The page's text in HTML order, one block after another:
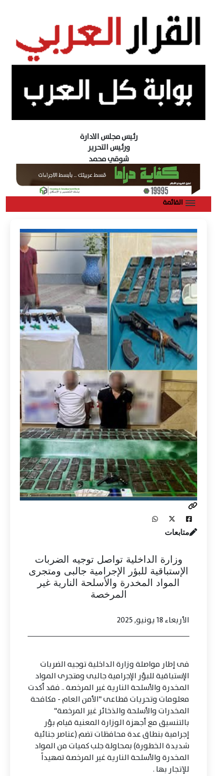
رئيس مجلس الادارة
ورئيس التحرير
شوقي محمد
القائمة
متابعات
وزارة الداخلية تواصل توجيه الضربات
الإستباقية للبؤر الإجرامية جالبى ومتجرى
المواد المخدرة والأسلحة النارية غير
المرخصة
الأربعاء 18 يونيو, 2025
فى إطار مواصلة وزارة الداخلية توجيه الضربات
الإستباقية للبؤر الإجرامية جالبى ومتجرى المواد
المخدرة والأسلحة النارية غير المرخصة .. فقد أكدت
معلومات وتحريات قطاعى "الأمن العام - مكافحة
المخدرات والأسلحة والذخائر غير المرخصة"
بالتنسيق مع أجهزة الوزارة المعنية قيام بؤر
إجرامية بنطاق عدة محافظات تضم (عناصر جنائية
شديدة الخطورة) بمحاولة جلب كميات من المواد
المخدرة والأسلحة النارية غير المرخصة تمهيداً
للإتجار بها .